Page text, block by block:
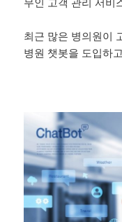
무인 고객 관리 서비
최근 많은 병의원이
병원 챗봇을 도입하